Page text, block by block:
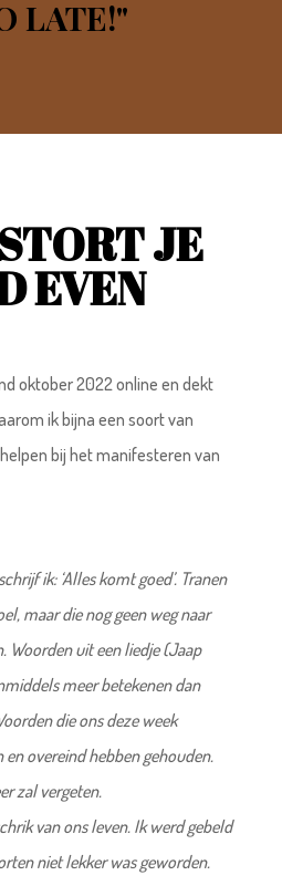
LATE!"
JE
EVEN
oktober 2022 online en dekt
ik bijna een soort van
bij het manifesteren van
ik: ‘Alles komt goed’. Tranen
maar die nog geen weg naar
Woorden uit een liedje (Jaap
meer betekenen dan
die ons deze week
en overeind hebben gehouden.
zal vergeten.
van ons leven. Ik werd gebeld
niet lekker was geworden.